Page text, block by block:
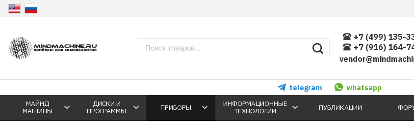
+7 (499) 135-
+7 (916) 164-
telegram whatsapp
МАЙНД
МАШИНЫ
ДИСКИ И
ПРОГРАММЫ
ПРИБОРЫ
ИНФОРМАЦИОННЫЕ
ТЕХНОЛОГИИ
ПУБЛИКАЦИИ